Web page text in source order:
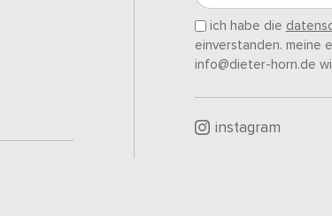
ich habe die
einverstanden. meine
info@dieter-horn.de
instagram